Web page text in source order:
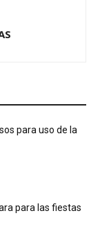
para uso de la
para las fiestas